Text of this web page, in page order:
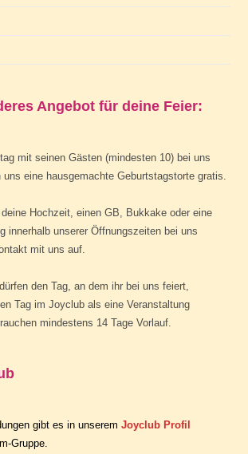
Angebot für deine Feier:
mit seinen Gästen (mindesten 10) bei uns
eine hausgemachte Geburtstagstorte gratis.
Hochzeit, einen GB, Bukkake oder eine
innerhalb unserer Öffnungszeiten bei uns
mit uns auf.
den Tag, an dem ihr bei uns feiert,
Tag imJoyclub als eine Veranstaltung
mindestens 14 Tage Vorlauf.
gibt es in unserem Joyclub Profil
Gruppe.